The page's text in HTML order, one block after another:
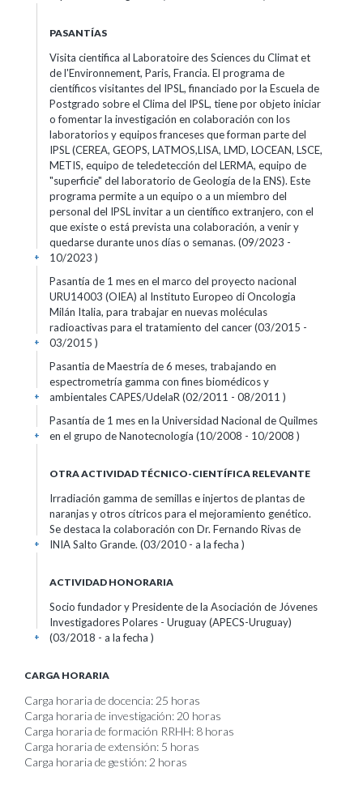
PASANTÍAS
Visita cientifica al Laboratoire des Sciences du Climat et
de l'Environnement, Paris, Francia. El programa de
científicos visitantes del IPSL, financiado por la Escuela de
Postgrado sobre el Clima del IPSL, tiene por objeto iniciar
o fomentar la investigación en colaboración con los
laboratorios y equipos franceses que forman parte del
IPSL (CEREA, GEOPS, LATMOS,LISA, LMD, LOCEAN, LSCE,
METIS, equipo de teledetección del LERMA, equipo de
"superficie" del laboratorio de Geología de la ENS). Este
programa permite a un equipo o a un miembro del
personal del IPSL invitar a un científico extranjero, con el
que existe o está prevista una colaboración, a venir y
quedarse durante unos días o semanas. (09/2023 -
10/2023 )
+
Pasantía de 1 mes en el marco del proyecto nacional
URU14003 (OIEA) al Instituto Europeo di Oncologia
Milán Italia, para trabajar en nuevas moléculas
radioactivas para el tratamiento del cancer (03/2015 -
03/2015 )
+
Pasantia de Maestría de 6 meses, trabajando en
espectrometría gamma con fines biomédicos y
ambientales CAPES/UdelaR (02/2011 - 08/2011 )
+
Pasantía de 1 mes en la Universidad Nacional de Quilmes
en el grupo de Nanotecnología (10/2008 - 10/2008 )
+
OTRA ACTIVIDAD TÉCNICO-CIENTÍFICA RELEVANTE
Irradiación gamma de semillas e injertos de plantas de
naranjas y otros cítricos para el mejoramiento genético.
Se destaca la colaboración con Dr. Fernando Rivas de
INIA Salto Grande. (03/2010 - a la fecha )
+
ACTIVIDAD HONORARIA
Socio fundador y Presidente de la Asociación de Jóvenes
Investigadores Polares - Uruguay (APECS-Uruguay)
(03/2018 - a la fecha )
+
CARGA HORARIA
Carga horaria de docencia: 25 horas
Carga horaria de investigación: 20 horas
Carga horaria de formación RRHH: 8 horas
Carga horaria de extensión: 5 horas
Carga horaria de gestión: 2 horas